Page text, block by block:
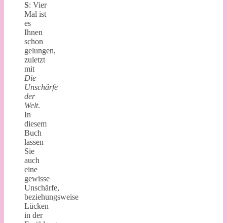
S: Vier
Mal ist
es
Ihnen
schon
gelungen,
zuletzt
mit
Die
Unschärfe
der
Welt.
In
diesem
Buch
lassen
Sie
auch
eine
gewisse
Unschärfe,
beziehungsweise
Lücken
in der